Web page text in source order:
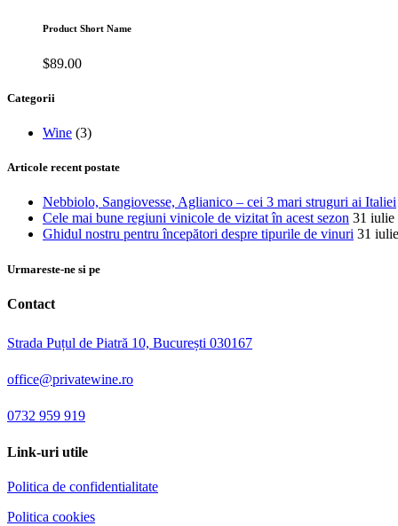
Product Short Name
$89.00
Categorii
Wine (3)
Articole recent postate
Nebbiolo, Sangiovesse, Aglianico – cei 3 mari struguri ai Italiei
Cele mai bune regiuni vinicole de vizitat în acest sezon 31 iulie
Ghidul nostru pentru începători despre tipurile de vinuri 31
Urmareste-ne si pe
Contact
Strada Puțul de Piatră 10, București 030167
office@privatewine.ro
0732 959 919
Link-uri utile
Politica de confidentialitate
Politica cookies